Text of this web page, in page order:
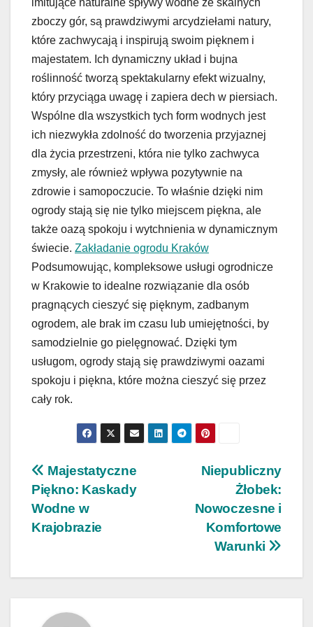
zboczy gór, są prawdziwymi arcydziełami natury,
które zachwycają i inspirują swoim pięknem i
majestatem. Ich dynamiczny układ i bujna
roślinność tworzą spektakularny efekt wizualny,
który przyciąga uwagę i zapiera dech w piersiach.
Wspólne dla wszystkich tych form wodnych jest
ich niezwykła zdolność do tworzenia przyjaznej
dla życia przestrzeni, która nie tylko zachwyca
zmysły, ale również wpływa pozytywnie na
zdrowie i samopoczucie. To właśnie dzięki nim
ogrody stają się nie tylko miejscem piękna, ale
także oazą spokoju i wytchnienia w dynamicznym
świecie. Zakładanie ogrodu Kraków
Podsumowując, kompleksowe usługi ogrodnicze
w Krakowie to idealne rozwiązanie dla osób
pragnących cieszyć się pięknym, zadbanym
ogrodem, ale brak im czasu lub umiejętności, by
samodzielnie go pielęgnować. Dzięki tym
usługom, ogrody stają się prawdziwymi oazami
spokoju i piękna, które można cieszyć się przez
cały rok.
Nawigacja
wpisu
Niepubliczny
Żłobek:
Nowoczesne i
Komfortowe
Warunki
Majestatyczne
Piękno: Kaskady
Wodne w
Krajobrazie